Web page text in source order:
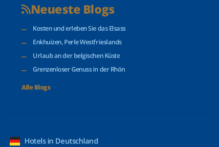
Neueste Blogs
Kosten und erleben Sie das Elsass
Enkhuizen, Perle Westfrieslands
Urlaub an der belgischen Küste
Grenzenloser Genuss in der Rhön
Alle Blogs
Hotels in Deutschland